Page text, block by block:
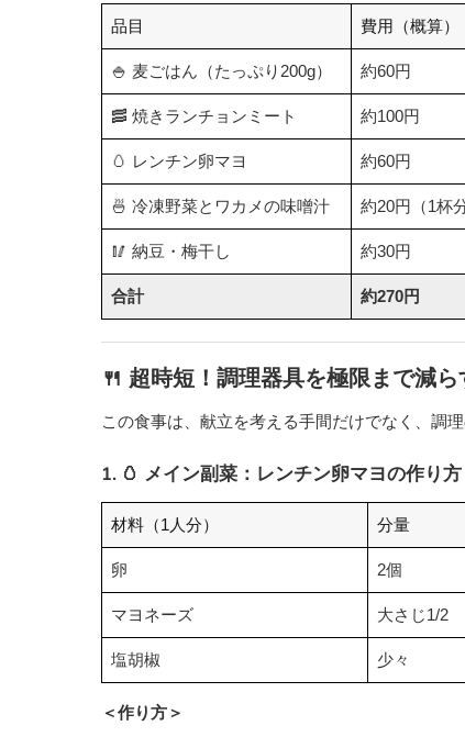
品目 費用（概算）
🍚 麦ごはん（たっぷり200g） 約60円
🥓 焼きランチョンミート 約100円
🥚 レンチン卵マヨ 約60円
🍜 冷凍野菜とワカメの味噌汁 約20円（1杯分
🥢 納豆・梅干し 約30円
合計 約270円
🍴 超時短！調理器具を極限まで減
この食事は、献立を考える手間だけでなく、調
1. 🥚 メイン副菜：レンチン卵マヨの作り方
材料（1人分） 分量
卵 2個
マヨネーズ 大さじ1/2
塩胡椒 少々
＜作り方＞